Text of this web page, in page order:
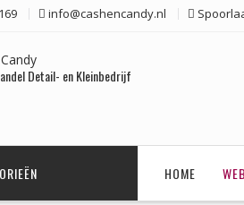
info@cashencandy.nl
Detail- en Kleinbedrijf
HOME